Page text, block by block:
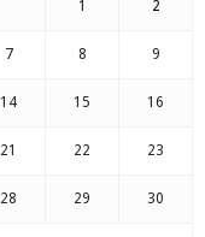
1 2
7 8 9
14 15 16
21 22 23
28 29 30